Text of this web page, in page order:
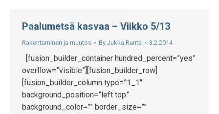
Paalumetsä kasvaa – Viikko 5/13
Rakentaminen ja muutos By Jukka Ranta 3.2.2014
[fusion_builder_container hundred_percent=”yes”
overflow=”visible”][fusion_builder_row]
[fusion_builder_column type=”1_1″
background_position=”left top”
background_color=”” border_size=””